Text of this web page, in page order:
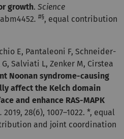
growth. Science
. #§, equal contribution
E, Pantaleoni F, Schneider-
Salviati L, Zenker M, Cirstea
Noonan syndrome-causing
affect the Kelch domain
and enhance RAS-MAPK
2019, 28(6), 1007–1022. *, equal
and joint coordination